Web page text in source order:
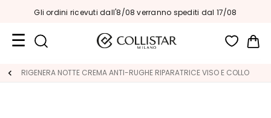
Fino al -30%su tutto!|
Formati
RIGENERA NOTTE CREMA ANTI-RUGHE RIPARATRICE VISO E COLLO